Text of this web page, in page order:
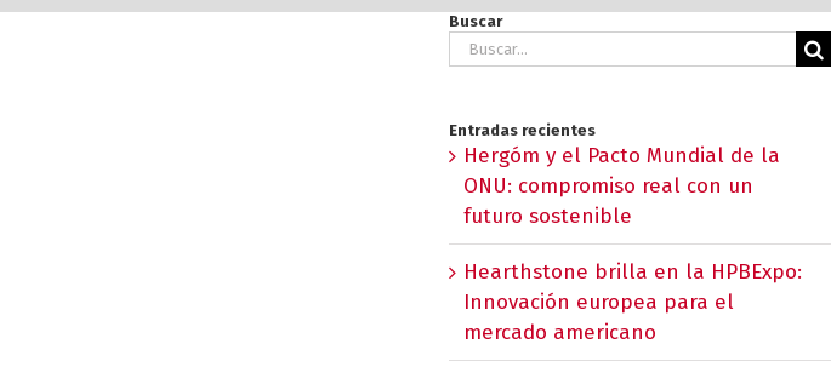
Buscar
Buscar:
Entradas recientes
Hergóm y el Pacto Mundial de la
ONU: compromiso real con un
futuro sostenible
Hearthstone brilla en la HPBExpo:
Innovación europea para el
mercado americano